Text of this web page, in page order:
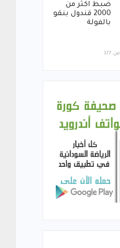
ضبط اكثر من
2000 قندول بنقو
بالفولة